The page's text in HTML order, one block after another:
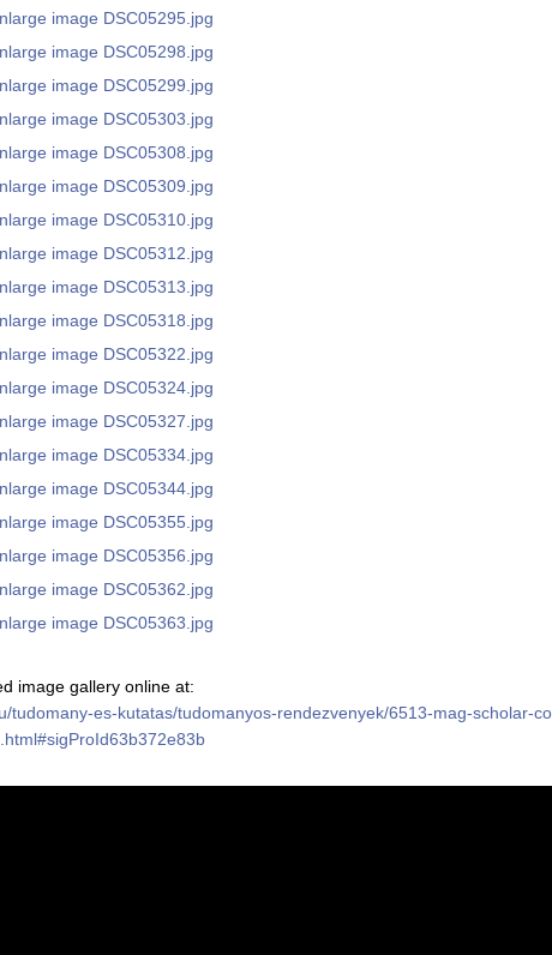
image gallery online at:
tudomany-es-kutatas/tudomanyos-rendezvenyek/6513-mag-scholar-